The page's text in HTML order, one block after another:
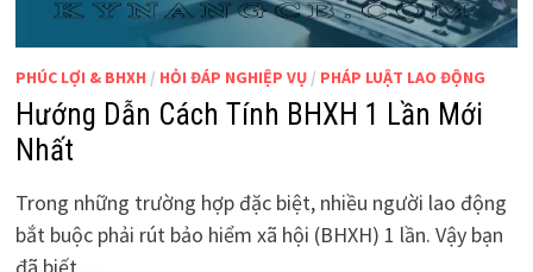
PHÚC LỢI & BHXH / HỎI ĐÁP NGHIỆP VỤ/ PHÁP LUẬT LAO ĐỘNG
Hướng Dẫn Cách Tính BHXH 1 Lần Mới
Nhất
Trong những trường hợp đặc biệt, nhiều người lao động
bắt buộc phải rút bảo hiểm xã hội (BHXH) 1 lần. Vậy bạn